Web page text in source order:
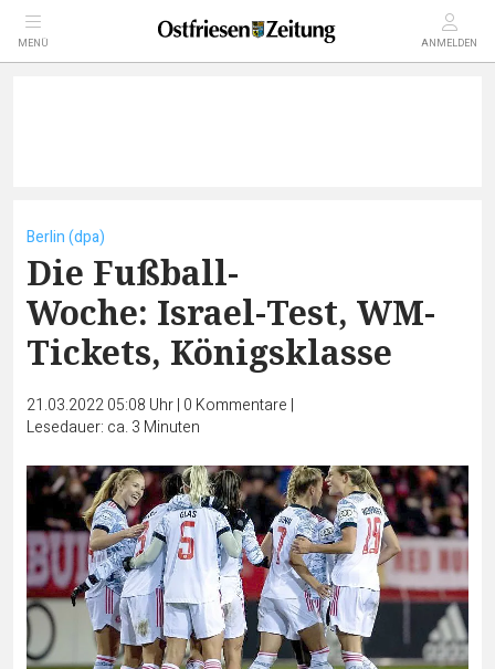
MENÜ ANMELDEN
Berlin (dpa)
Die Fußball-
Woche: Israel-Test, WM-
Tickets, Königsklasse
21.03.2022 05:08 Uhr| 0 Kommentare |
Lesedauer: ca. 3 Minuten